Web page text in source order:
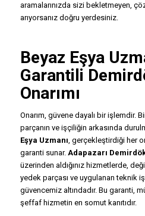
aramalarınızda sizi bekletmeyen,
arıyorsanız doğru yerdesiniz.
Beyaz Eşya
Garantili
Onarımı
Onarım, güvene dayalı bir işlemdir.
parçanın ve işçiliğin arkasında
Eşya Uzmanı, gerçekleştirdiği her
garanti sunar. Adapazarı
üzerinden aldığınız hizmetlerde,
yedek parçası ve uygulanan teknik
güvencemiz altındadır. Bu garanti,
şeffaf hizmetin en somut kanıtıdır.